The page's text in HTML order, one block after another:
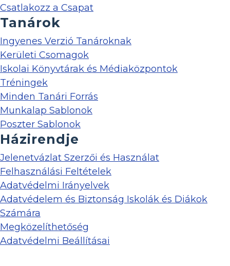
Csatlakozz a Csapat
Tanárok
Ingyenes Verzió Tanároknak
Kerületi Csomagok
Iskolai Könyvtárak és Médiaközpontok
Tréningek
Minden Tanári Forrás
Munkalap Sablonok
Poszter Sablonok
Házirendje
Jelenetvázlat Szerzői és Használat
Felhasználási Feltételek
Adatvédelmi Irányelvek
Adatvédelem és Biztonság Iskolák és Diákok
Számára
Megközelíthetőség
Adatvédelmi Beállításai